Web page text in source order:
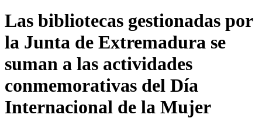
Las bibliotecas gestionadas por
la Junta de Extremadura se
suman a las actividades
conmemorativas del Día
Internacional de la Mujer